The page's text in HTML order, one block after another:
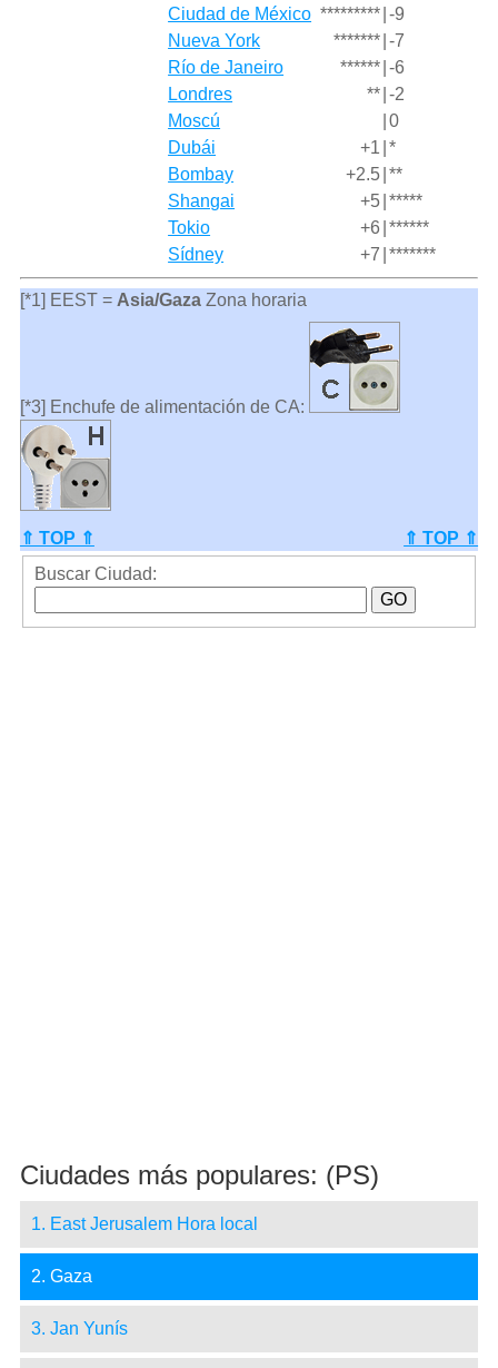
Ciudad de México ********* -9
Nueva York
******* -7
Río de Janeiro
****** -6
Londres
** -2
Moscú
0
Dubái
+1 *
Bombay
+2.5 **
Shangai
+5 *****
Tokio
+6 ******
Sídney
+7 *******
[*1] EEST = Asia/GazaZona horaria
[*3] Enchufe de alimentación de CA:
⇑ TOP ⇑
⇑ TOP ⇑
Buscar Ciudad:
Ciudades más populares: (PS)
1. East Jerusalem Hora local
2. Gaza
3. Jan Yunís